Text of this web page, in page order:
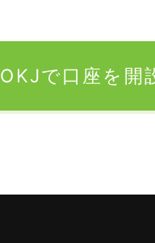
OKJで口座を開